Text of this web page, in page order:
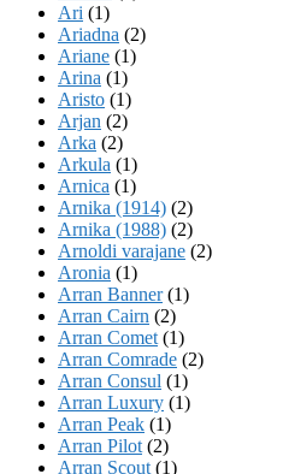
Ari (1)
Ariadna (2)
Ariane (1)
Arina (1)
Aristo (1)
Arjan (2)
Arka (2)
Arkula (1)
Arnica (1)
Arnika (1914) (2)
Arnika (1988) (2)
Arnoldi varajane (2)
Aronia (1)
Arran Banner(1)
Arran Cairn (2)
Arran Comet (1)
Arran Comrade (2)
Arran Consul (1)
Arran Luxury (1)
Arran Peak (1)
Arran Pilot (2)
Arran Scout (1)